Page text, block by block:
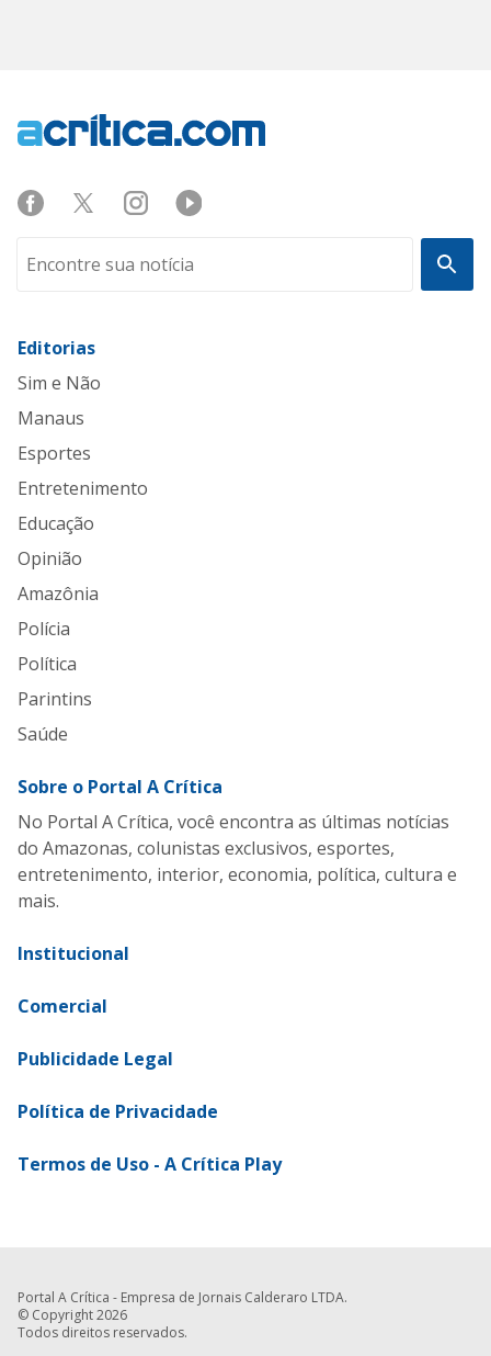
Editorias
Sim e Não
Manaus
Esportes
Entretenimento
Educação
Opinião
Amazônia
Polícia
Política
Parintins
Saúde
Sobre o Portal A Crítica
No Portal A Crítica, você encontra as últimas notícias
do Amazonas, colunistas exclusivos, esportes,
entretenimento, interior, economia, política, cultura e
mais.
Institucional
Comercial
Publicidade Legal
Política de Privacidade
Termos de Uso - A Crítica Play
Portal A Crítica - Empresa de Jornais Calderaro LTDA.
© Copyright 2026
Todos direitos reservados.